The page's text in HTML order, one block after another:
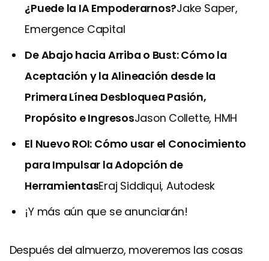
¿Puede la IA Empoderarnos?Jake Saper,
Emergence Capital
De Abajo hacia Arriba o Bust: Cómo la
Aceptación y la Alineación desde la
Primera Línea Desbloquea Pasión,
Propósito e IngresosJason Collette, HMH
El Nuevo ROI: Cómo usar el Conocimiento
para Impulsar la Adopción de
HerramientasEraj Siddiqui, Autodesk
¡Y más aún que se anunciarán!
Después del almuerzo, moveremos las cosas